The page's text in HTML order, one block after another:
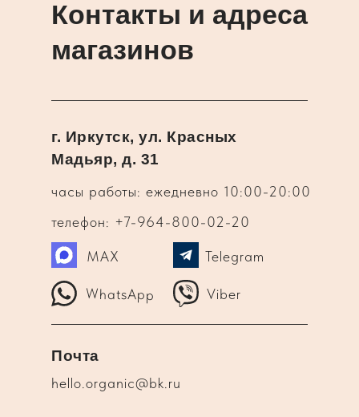
Контакты и адреса
магазинов
часы работы: ежедневно 10:00-20:00
г. Иркутск, ул. Красных
Мадьяр, д. 31
телефон: +7-964-800-02-20
WhatsApp Viber
Telegram
MAX
hello.organic@bk.ru
Почта